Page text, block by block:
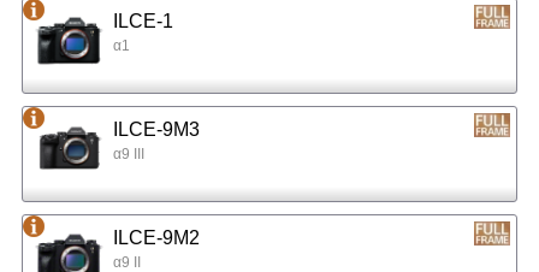
ILCE-1
α1
ILCE-9M3
α9 III
ILCE-9M2
α9 II